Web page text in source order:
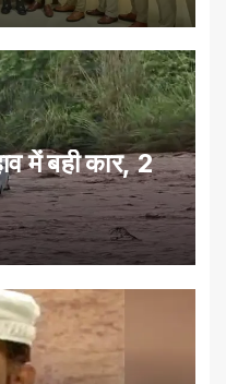
में बही कार, 2